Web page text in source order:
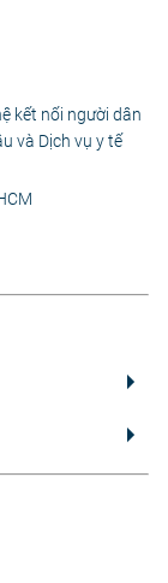
kết nối người dân
và Dịch vụ y tế